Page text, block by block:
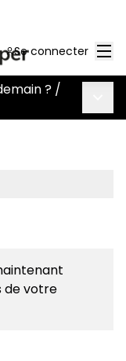
Se connecter
? /
de votre